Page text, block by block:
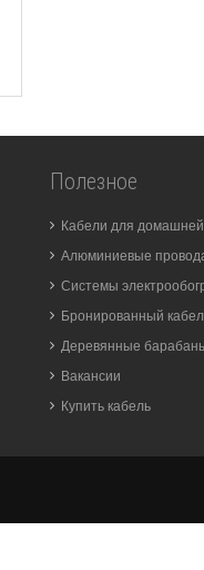
Полезное
Кабели для
Алюминиевые
Системы
Бронированный
Деревянные
Вакансии
Купить кабель